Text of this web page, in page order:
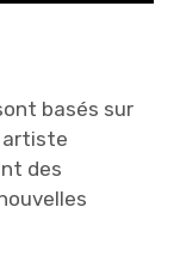
basés sur
artiste
des